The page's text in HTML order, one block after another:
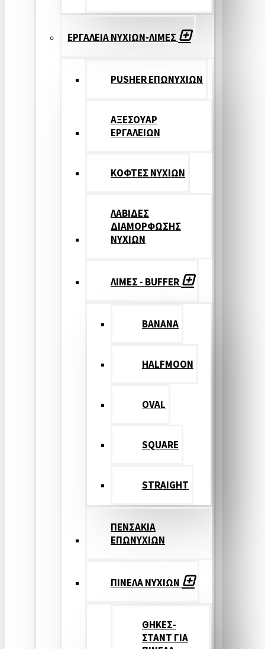
ΕΡΓΑΛΕΙΑ ΝΥΧΙΩΝ-ΛΙΜΕΣ
PUSHER ΕΠΩΝΥΧΙΩΝ
ΑΞΕΣΟΥΑΡ
ΕΡΓΑΛΕΙΩΝ
ΚΟΦΤΕΣ ΝΥΧΙΩΝ
ΛΑΒΙΔΕΣ
ΔΙΑΜΟΡΦΩΣΗΣ
ΝΥΧΙΩΝ
ΛΙΜΕΣ - BUFFER
BANANA
HALFMOON
OVAL
SQUARE
STRAIGHT
ΠΕΝΣΑΚΙΑ
ΕΠΩΝΥΧΙΩΝ
ΠΙΝΕΛΑ ΝΥΧΙΩΝ
ΘΗΚΕΣ-
ΣΤΑΝΤ ΓΙΑ